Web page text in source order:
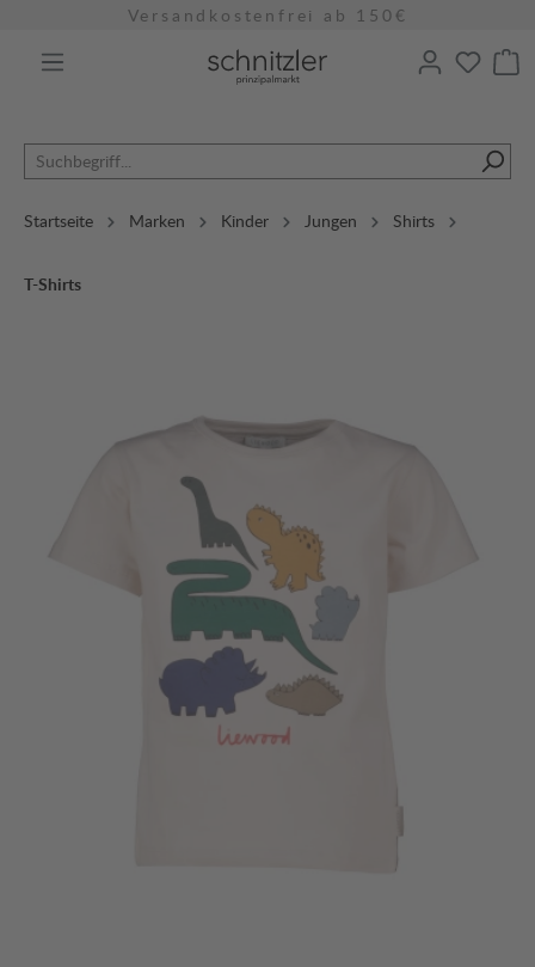
Versandkostenfrei ab 150€
Startseite Marken Kinder Jungen Shirts
T-Shirts